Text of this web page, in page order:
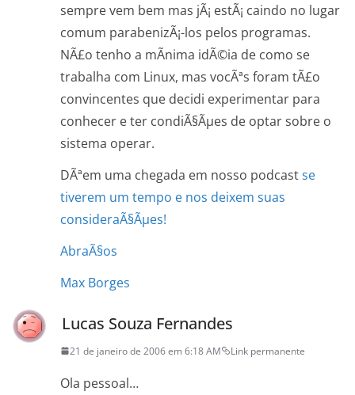
sempre vem bem mas jÃ¡ estÃ¡ caindo no lugar
comum parabenizÃ¡-los pelos programas.
NÃ£o tenho a mÃ­nima idÃ©ia de como se
trabalha com Linux, mas vocÃªs foram tÃ£o
convincentes que decidi experimentar para
conhecer e ter condiÃ§Ãµes de optar sobre o
sistema operar.
DÃªem uma chegada em nosso podcastse
tiverem um tempo e nos deixem suas
consideraÃ§Ãµes!
AbraÃ§os
Max Borges
Lucas Souza Fernandes
21 de janeiro de 2006 em 6:18 AM Link permanente
Ola pessoal…